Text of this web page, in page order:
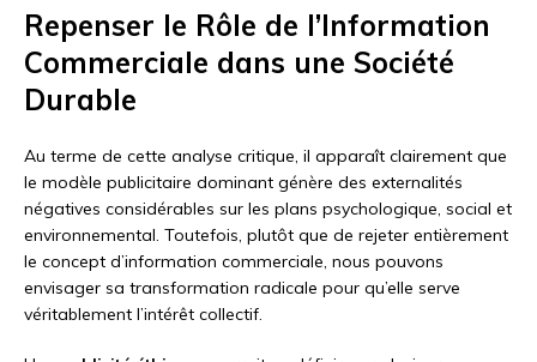
Repenser le Rôle de l’Information
Commerciale dans une Société
Durable
Au terme de cette analyse critique, il apparaît clairement que
le modèle publicitaire dominant génère des externalités
négatives considérables sur les plans psychologique, social et
environnemental. Toutefois, plutôt que de rejeter entièrement
le concept d’information commerciale, nous pouvons
envisager sa transformation radicale pour qu’elle serve
véritablement l’intérêt collectif.